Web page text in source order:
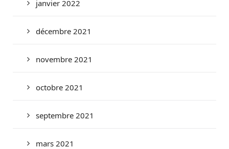
janvier 2022
décembre 2021
novembre 2021
octobre 2021
septembre 2021
mars 2021